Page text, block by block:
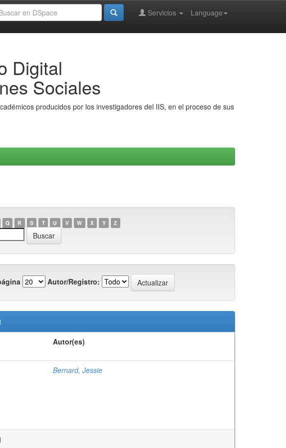
Language
Servicios
Digital
Sociales
producidos por los investigadores del IIS, en el proceso de sus
Q R S T U V W X Y Z
Autor/Registro:
Autor(es)
Bernard, Jessie